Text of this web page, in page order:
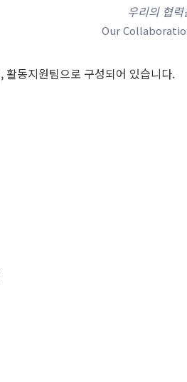
우리의 협
Our
동지원팀으로 구성되어 있습니다.